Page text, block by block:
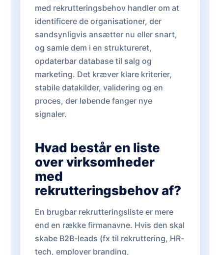
med rekrutteringsbehov handler om at
identificere de organisationer, der
sandsynligvis ansætter nu eller snart,
og samle dem i en struktureret,
opdaterbar database til salg og
marketing. Det kræver klare kriterier,
stabile datakilder, validering og en
proces, der løbende fanger nye
signaler.
Hvad består en liste
over virksomheder
med
rekrutteringsbehov af?
En brugbar rekrutteringsliste er mere
end en række firmanavne. Hvis den skal
skabe B2B-leads (fx til rekruttering, HR-
tech, employer branding,